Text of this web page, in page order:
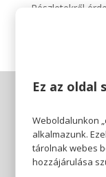
Részletekről
Ez az oldal
Weboldalunkon
alkalmazunk.
tárolnak webes
hozzájárulása